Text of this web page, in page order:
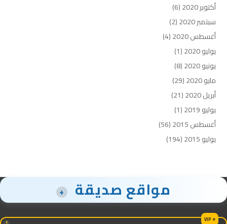
أكتوبر 2020
(6)
سبتمبر 2020
(2)
أغسطس 2020
(4)
يوليو 2020
(1)
يونيو 2020
(8)
مايو 2020
(29)
أبريل 2020
(21)
يوليو 2019
(1)
أغسطس 2015
(56)
يوليو 2015
(194)
مواقع صديقة +